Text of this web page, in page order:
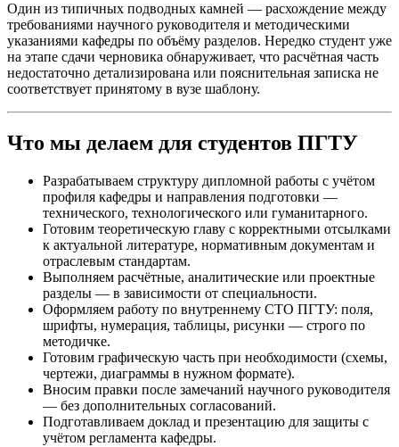
Один из типичных подводных камней — расхождение между
требованиями научного руководителя и методическими
указаниями кафедры по объёму разделов. Нередко студент уже
на этапе сдачи черновика обнаруживает, что расчётная часть
недостаточно детализирована или пояснительная записка не
соответствует принятому в вузе шаблону.
Что мы делаем для студентов ПГТУ
Разрабатываем структуру дипломной работы с учётом
профиля кафедры и направления подготовки —
технического, технологического или гуманитарного.
Готовим теоретическую главу с корректными отсылками
к актуальной литературе, нормативным документам и
отраслевым стандартам.
Выполняем расчётные, аналитические или проектные
разделы — в зависимости от специальности.
Оформляем работу по внутреннему СТО ПГТУ: поля,
шрифты, нумерация, таблицы, рисунки — строго по
методичке.
Готовим графическую часть при необходимости (схемы,
чертежи, диаграммы в нужном формате).
Вносим правки после замечаний научного руководителя
— без дополнительных согласований.
Подготавливаем доклад и презентацию для защиты с
учётом регламента кафедры.